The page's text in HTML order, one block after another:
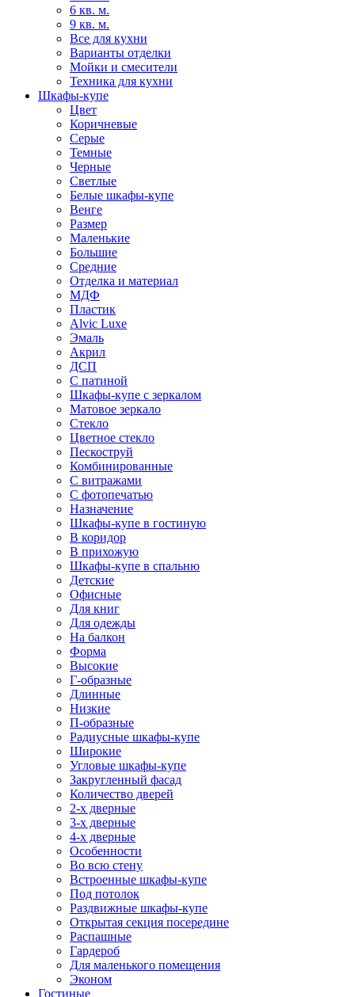
6 кв. м.
9 кв. м.
Все для кухни
Варианты отделки
Мойки и смесители
Техника для кухни
Шкафы-купе
Цвет
Коричневые
Серые
Темные
Черные
Светлые
Белые шкафы-купе
Венге
Размер
Маленькие
Большие
Средние
Отделка и материал
МДФ
Пластик
Alvic Luxe
Эмаль
Акрил
ДСП
С патиной
Шкафы-купе с зеркалом
Матовое зеркало
Стекло
Цветное стекло
Пескоструй
Комбинированные
С витражами
С фотопечатью
Назначение
Шкафы-купе в гостиную
В коридор
В прихожую
Шкафы-купе в спальню
Детские
Офисные
Для книг
Для одежды
На балкон
Форма
Высокие
Г-образные
Длинные
Низкие
П-образные
Радиусные шкафы-купе
Широкие
Угловые шкафы-купе
Закругленный фасад
Количество дверей
2-х дверные
3-х дверные
4-х дверные
Особенности
Во всю стену
Встроенные шкафы-купе
Под потолок
Раздвижные шкафы-купе
Открытая секция посередине
Распашные
Гардероб
Для маленького помещения
Эконом
Гостиные